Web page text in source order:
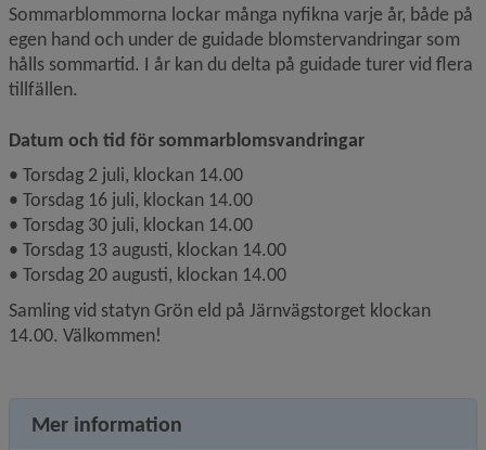
Sommarblommorna lockar många nyfikna varje år, både på
egen hand och under de guidade blomstervandringar som
hålls sommartid. I år kan du delta på guidade turer vid flera
tillfällen.
Datum och tid för sommarblomsvandringar
• Torsdag 2 juli, klockan 14.00
• Torsdag 16 juli, klockan 14.00
• Torsdag 30 juli, klockan 14.00
• Torsdag 13 augusti, klockan 14.00
• Torsdag 20 augusti, klockan 14.00
Samling vid statyn Grön eld på Järnvägstorget klockan
14.00. Välkommen!
Mer information